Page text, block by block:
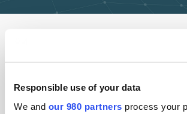
Responsible use of your data
We and our 980 partners process your
Why Seoul